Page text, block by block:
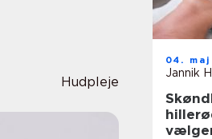
Hudpleje
04.
Jannik
hillerød